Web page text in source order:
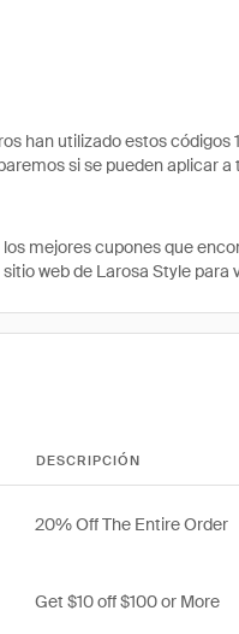
han utilizado estos códigos
si se pueden aplicar a
mejores cupones que
web de Larosa Style para
DESCRIPCIÓN
20% Off The Entire Order
Get $10 off $100 or More